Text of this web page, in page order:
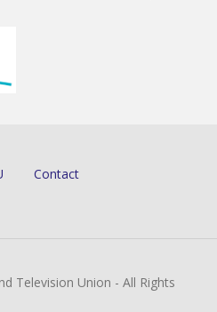
Contact
Television Union - All Rights